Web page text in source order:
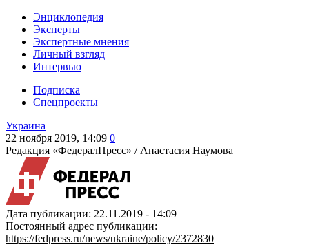
Энциклопедия
Эксперты
Экспертные мнения
Личный взгляд
Интервью
Подписка
Спецпроекты
Украина
22 ноября 2019, 14:09 0
Редакция «ФедералПресс» / Анастасия Наумова
Дата публикации: 22.11.2019 - 14:09
Постоянный адрес публикации:
https://fedpress.ru/news/ukraine/policy/2372830